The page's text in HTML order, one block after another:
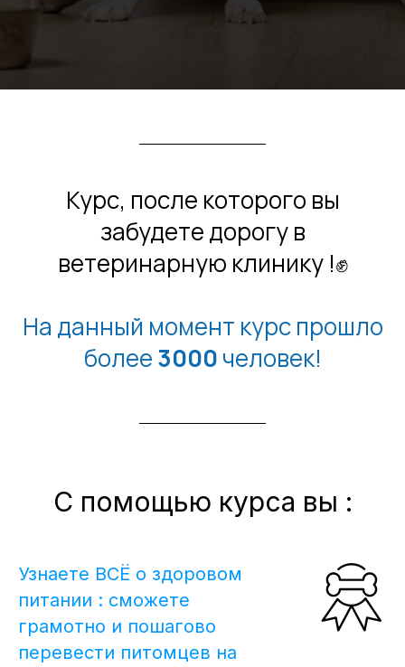
Курс, после которого вы
забудете дорогу в
ветеринарную клинику !✊
На данный момент курс прошло
более3000человек!
С помощью курса вы :
Узнаете ВСЁ о здоровом
питании : сможете
грамотно и пошагово
перевести питомцев на